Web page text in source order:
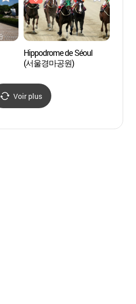
관)
Hippodrome de Séoul
(서울경마공원)
Voir plus